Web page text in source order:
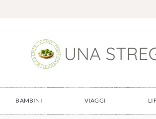
BAMBINI VIAGGI